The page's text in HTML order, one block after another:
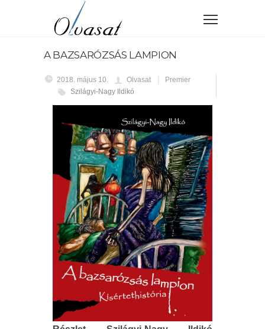
A BAZSARÓZSÁS LAMPION
2018. május 10. Olvasat
Premier
Szilágyi-Nagy Ildikó